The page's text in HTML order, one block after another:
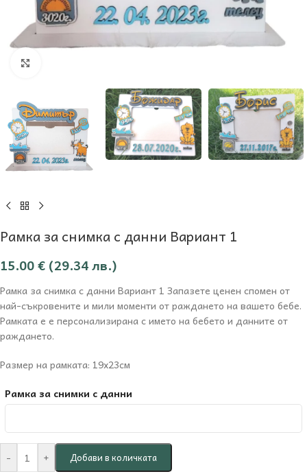
Рамка за снимка с данни Вариант 1
15.00€ (29.34 лв.)
Рамка за снимка с данни Вариант 1 Запазете ценен спомен от
най-съкровените и мили моменти от раждането на вашето бебе.
Рамката е е персонализирана с името на бебето и данните от
раждането.
Размер на рамката: 19х23см
Рамка за снимки с данни
- + Добави в количката